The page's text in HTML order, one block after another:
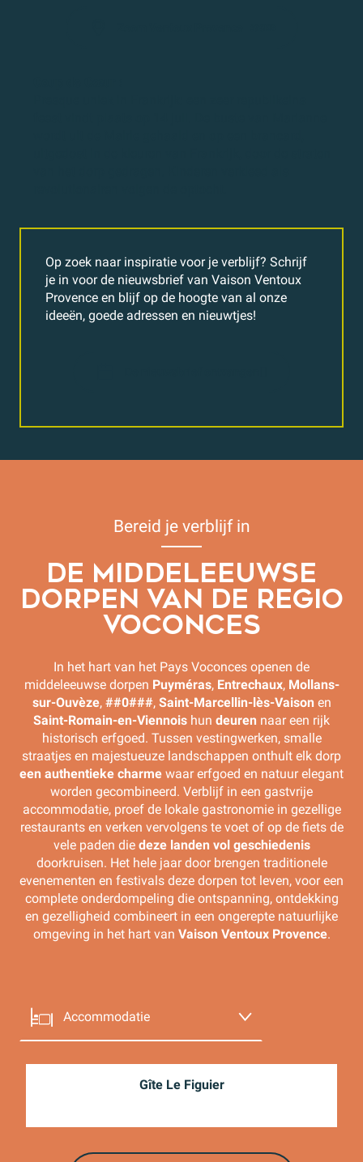
Op zoek naar inspiratie voor je verblijf? Schrijf
je in voor de nieuwsbrief van Vaison Ventoux
Provence en blijf op de hoogte van al onze
ideeën, goede adressen en nieuwtjes!
Bereid je verblijf in
DE MIDDELEEUWSE
DORPEN VAN DE REGIO
VOCONCES
In het hart van het Pays Voconces openen de
middeleeuwse dorpen Puyméras, Entrechaux, Mollans-
sur-Ouvèze, ##0###, Saint-Marcellin-lès-Vaison en
Saint-Romain-en-Viennois hun deuren naar een rijk
historisch erfgoed. Tussen vestingwerken, smalle
straatjes en majestueuze landschappen onthult elk dorp
een authentieke charme waar erfgoed en natuur elegant
worden gecombineerd. Verblijf in een gastvrije
accommodatie, proef de lokale gastronomie in gezellige
restaurants en verken vervolgens te voet of op de fiets de
vele paden die deze landen vol geschiedenis
doorkruisen. Het hele jaar door brengen traditionele
evenementen en festivals deze dorpen tot leven, voor een
complete onderdompeling die ontspanning, ontdekking
en gezelligheid combineert in een ongerepte natuurlijke
omgeving in het hart van Vaison Ventoux Provence.
Accommodatie
Uit eten
Gîte Le Figuier